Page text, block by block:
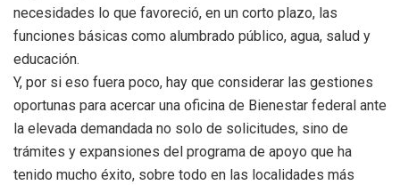
necesidades lo que favoreció, en un corto plazo, las
funciones básicas como alumbrado público, agua, salud y
educación.
Y, por si eso fuera poco, hay que considerar las gestiones
oportunas para acercar una oficina de Bienestar federal ante
la elevada demandada no solo de solicitudes, sino de
trámites y expansiones del programa de apoyo que ha
tenido mucho éxito, sobre todo en las localidades más